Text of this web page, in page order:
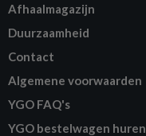
Afhaalmagazijn
Duurzaamheid
Contact
Algemene voorwaarden
YGO FAQ's
YGO bestelwagen huren